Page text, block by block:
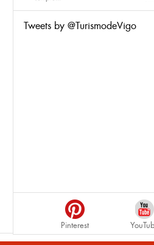
Tweets by @TurismodeVigo
Pinterest